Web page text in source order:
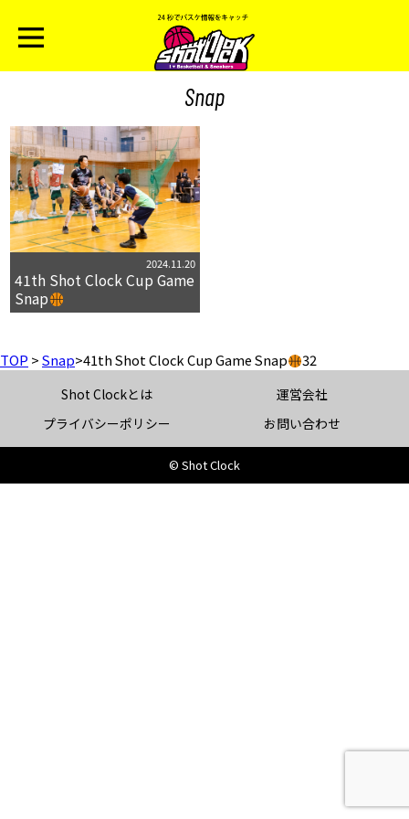
Snap
2024.11.20
41th Shot Clock Cup Game
Snap
TOP >Snap>41th Shot Clock Cup Game Snap 32
Shot Clockとは
運営会社
プライバシーポリシー
お問い合わせ
© Shot Clock